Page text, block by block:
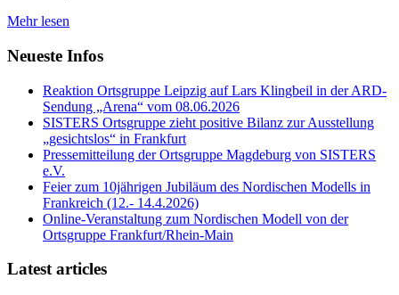
Mehr lesen
Neueste Infos
Reaktion Ortsgruppe Leipzig auf Lars Klingbeil in der ARD-
Sendung „Arena“ vom 08.06.2026
SISTERS Ortsgruppe zieht positive Bilanz zur Ausstellung
„gesichtslos“ in Frankfurt
Pressemitteilung der Ortsgruppe Magdeburg von SISTERS
e.V.
Feier zum 10jährigen Jubiläum des Nordischen Modells in
Frankreich (12.- 14.4.2026)
Online-Veranstaltung zum Nordischen Modell von der
Ortsgruppe Frankfurt/Rhein-Main
Latest articles